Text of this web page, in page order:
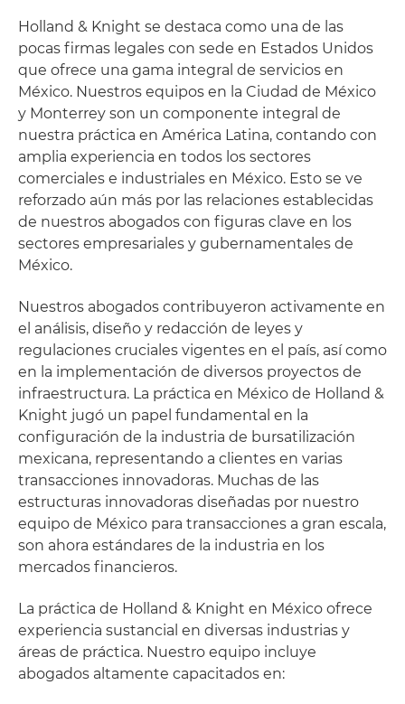
Holland & Knight se destaca como una de las
pocas firmas legales con sede en Estados Unidos
que ofrece una gama integral de servicios en
México. Nuestros equipos en la Ciudad de México
y Monterrey son un componente integral de
nuestra práctica en América Latina, contando con
amplia experiencia en todos los sectores
comerciales e industriales en México. Esto se ve
reforzado aún más por las relaciones establecidas
de nuestros abogados con figuras clave en los
sectores empresariales y gubernamentales de
México.
Nuestros abogados contribuyeron activamente en
el análisis, diseño y redacción de leyes y
regulaciones cruciales vigentes en el país, así como
en la implementación de diversos proyectos de
infraestructura. La práctica en México de Holland &
Knight jugó un papel fundamental en la
configuración de la industria de bursatilización
mexicana, representando a clientes en varias
transacciones innovadoras. Muchas de las
estructuras innovadoras diseñadas por nuestro
equipo de México para transacciones a gran escala,
son ahora estándares de la industria en los
mercados financieros.
La práctica de Holland & Knight en México ofrece
experiencia sustancial en diversas industrias y
áreas de práctica. Nuestro equipo incluye
abogados altamente capacitados en: